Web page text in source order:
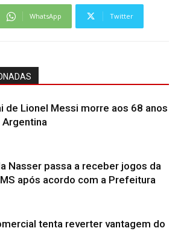
WhatsApp Twitter
de Lionel Messi morre aos 68 anos
Argentina
Nasser passa a receber jogos da
após acordo com a Prefeitura
tenta reverter vantagem do